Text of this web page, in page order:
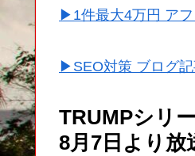
▶1件最大4万円 ア
▶SEO対策 ブログ
TRUMPシリ
8月7日より放